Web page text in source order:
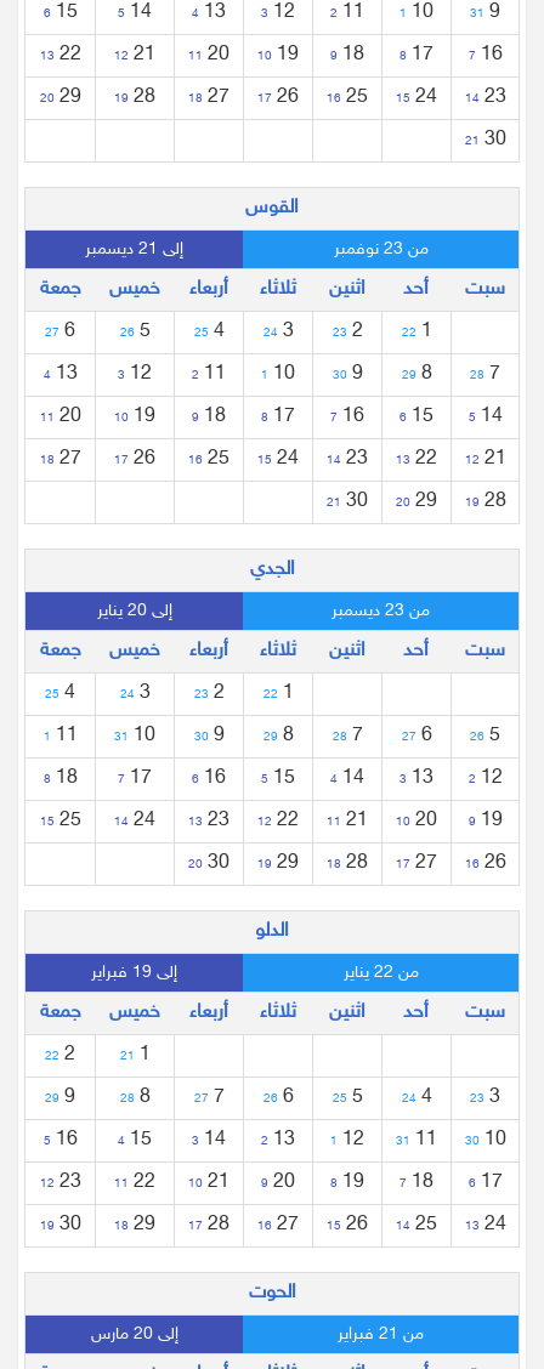
9
31
10
1
11
2
12
3
13
4
14
5
15
6
16
7
17
8
18
9
19
10
20
11
21
12
22
13
23
14
24
15
25
16
26
17
27
18
28
19
29
20
30
21
القوس
من 23 نوفمبر إلى 21 ديسمبر
سبت أحد اثنين ثلاثاء أربعاء خميس
جمعة
1
22
2
23
3
24
4
25
5
26
6
27
7
28
8
29
9
30
10
1
11
2
12
3
13
4
14
5
15
6
16
7
17
8
18
9
19
10
20
11
21
12
22
13
23
14
24
15
25
16
26
17
27
18
28
19
29
20
30
21
الجدي
من 23 ديسمبر إلى 20 يناير
سبت أحد اثنين ثلاثاء أربعاء خميس
جمعة
1
22
2
23
3
24
4
25
5
26
6
27
7
28
8
29
9
30
10
31
11
1
12
2
13
3
14
4
15
5
16
6
17
7
18
8
19
9
20
10
21
11
22
12
23
13
24
14
25
15
26
16
27
17
28
18
29
19
30
20
الدلو
من 22 يناير إلى 19 فبراير
سبت أحد اثنين ثلاثاء أربعاء خميس
جمعة
1
21
2
22
3
23
4
24
5
25
6
26
7
27
8
28
9
29
10
30
11
31
12
1
13
2
14
3
15
4
16
5
17
6
18
7
19
8
20
9
21
10
22
11
23
12
24
13
25
14
26
15
27
16
28
17
29
18
30
19
الحوت
من 21 فبراير إلى 20 مارس